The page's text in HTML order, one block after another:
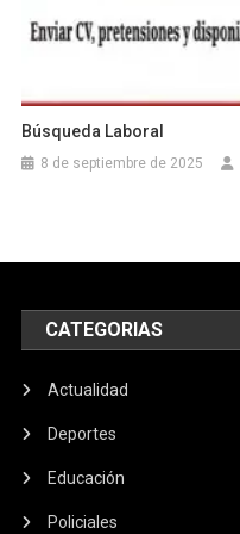
Búsqueda Laboral
8 de septiembre de 2025
CATEGORIAS
Actualidad
Deportes
Educación
Policiales